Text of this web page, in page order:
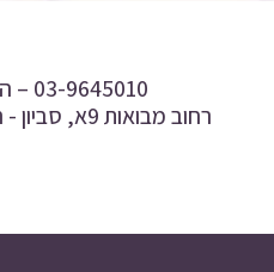
03-9645010 –
רחוב מבואות 9א, סביון - רכישה במקום בתיאום מראש